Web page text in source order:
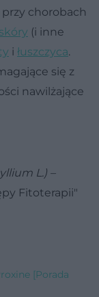
chorobach
(i inne
i łuszczyca.
się z
nawilżające
L.) –
Fitoterapii"
[Porada